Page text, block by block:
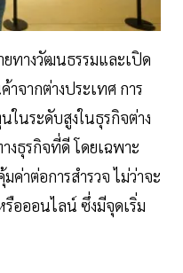
ทางวัฒนธรรมและเปิด
จากต่างประเทศ การ
นระดับสูงในธุรกิจต่าง
งธุรกิจที่ดี โดยเฉพาะ
ค่าต่อการสำรวจ ไม่ว่าจะ
อออนไลน์ ซึ่งมีจุดเริ่ม